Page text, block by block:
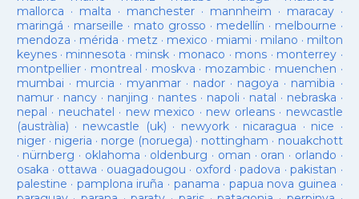
mallorca · malta · manchester· mannheim · maracay·
maringá · marseille · mato grosso · medellín · melbourne ·
mendoza · mérida · metz · mexico · miami · milano · milton
keynes· minnesota · minsk · monaco · mons · monterrey ·
montpellier· montreal · moskva · mozambic· muenchen ·
mumbai · murcia · myanmar· nador · nagoya · namibia ·
namur· nancy · nanjing · nantes · napoli · natal · nebraska ·
nepal · neuchatel · new mexico · new orleans· newcastle
(austràlia) · newcastle (uk) · newyork· nicaragua · nice ·
niger· nigeria · norge (noruega) · nottingham · nouakchott
· nürnberg · oklahoma · oldenburg · oman · oran · orlando ·
osaka · ottawa · ouagadougou · oxford ·padova ·pakistan ·
palestine · pamplona iruña · panama · papua nova guinea ·